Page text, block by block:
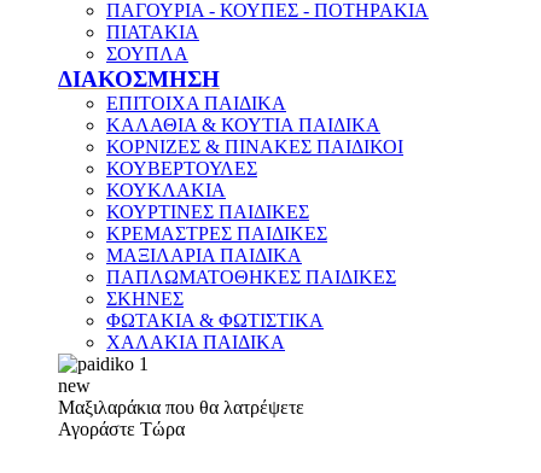
ΠΑΓΟΥΡΙΑ - ΚΟΥΠΕΣ - ΠΟΤΗΡΑΚΙΑ
ΠΙΑΤΑΚΙΑ
ΣΟΥΠΛΑ
ΔΙΑΚΟΣΜΗΣΗ
ΕΠΙΤΟΙΧΑ ΠΑΙΔΙΚΑ
ΚΑΛΑΘΙΑ & ΚΟΥΤΙΑ ΠΑΙΔΙΚΑ
ΚΟΡΝΙΖΕΣ & ΠΙΝΑΚΕΣ ΠΑΙΔΙΚΟΙ
ΚΟΥΒΕΡΤΟΥΛΕΣ
ΚΟΥΚΛΑΚΙΑ
ΚΟΥΡΤΙΝΕΣ ΠΑΙΔΙΚΕΣ
ΚΡΕΜΑΣΤΡΕΣ ΠΑΙΔΙΚΕΣ
ΜΑΞΙΛΑΡΙΑ ΠΑΙΔΙΚΑ
ΠΑΠΛΩΜΑΤΟΘΗΚΕΣ ΠΑΙΔΙΚΕΣ
ΣΚΗΝΕΣ
ΦΩΤΑΚΙΑ & ΦΩΤΙΣΤΙΚΑ
ΧΑΛΑΚΙΑ ΠΑΙΔΙΚΑ
new
Μαξιλαράκια που θα λατρέψετε
Αγοράστε Τώρα